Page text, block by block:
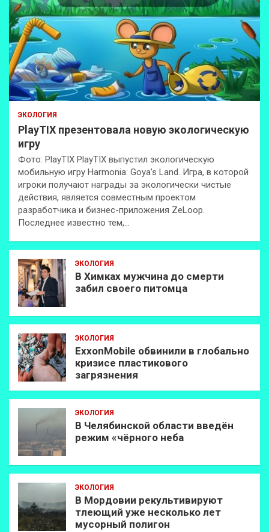
ЭКОЛОГИЯ
PlayTIX презентовала новую экологическую
игру
Фото: PlayTIX PlayTIX выпустил экологическую
мобильную игру Harmonia: Goya’s Land. Игра, в которой
игроки получают награды за экологически чистые
действия, является совместным проектом
разработчика и бизнес-приложения ZeLoop.
Последнее известно тем,…
ЭКОЛОГИЯ
В Химках мужчина до смерти
забил своего питомца
ЭКОЛОГИЯ
ExxonMobilе обвинили в глобально
кризисе пластикового
загрязнения
ЭКОЛОГИЯ
В Челябинской области введён
режим «чёрного неба
ЭКОЛОГИЯ
В Мордовии рекультивируют
тлеющий уже несколько лет
мусорный полигон